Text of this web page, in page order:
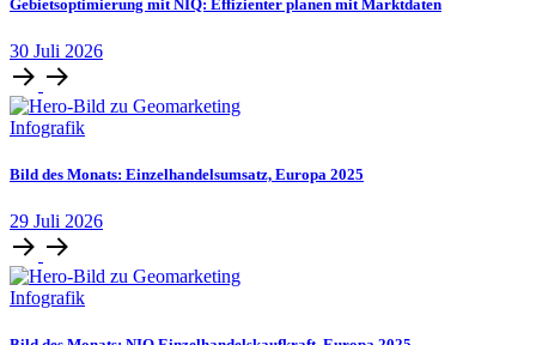
Gebietsoptimierung mit NIQ: Effizienter planen mit Marktdaten
30 Juli 2026
Infografik
Bild des Monats: Einzelhandelsumsatz, Europa 2025
29 Juli 2026
Infografik